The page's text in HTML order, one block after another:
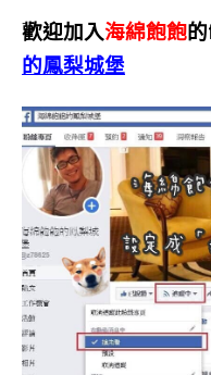
歡迎加入海綿飽飽
的鳳梨城堡